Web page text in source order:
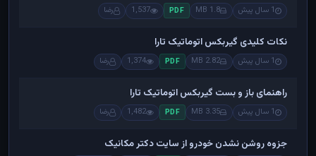
1 سال پیش 1.8 MB
PDF
1,537 رضا
نکات کلیدی گیربکس اتوماتیک تارا
1 سال پیش 2.82 MB
PDF
1,374 رضا
راهنمای باز و بست گیربکس اتوماتیک تارا
1 سال پیش 3.35 MB
PDF
1,482 رضا
جزوه روشن نشدن خودرو از سایت دکتر مکانیک